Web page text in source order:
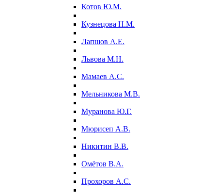
Котов Ю.М.
Кузнецова Н.М.
Лапшов А.Е.
Львова М.Н.
Мамаев А.С.
Мельникова М.В.
Муранова Ю.Г.
Мюрисеп А.В.
Никитин В.В.
Омётов В.А.
Прохоров А.С.